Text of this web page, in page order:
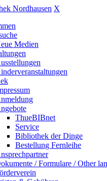
X
Medien
ThueBIBnet
Service
Bibliothek der Dinge
Bestellung Fernleihe
/ Formulare / Other